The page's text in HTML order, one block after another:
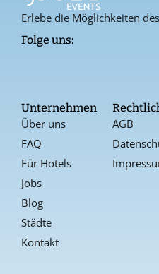
Erlebe die Möglichkeiten
Folge uns:
Unternehmen
Über uns
FAQ
Für Hotels
Jobs
Blog
Städte
Kontakt
AGB